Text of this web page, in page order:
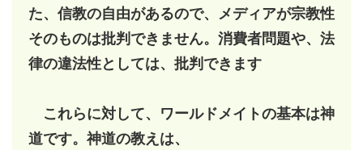
た、信教の自由があるので、メディアが宗教性
そのものは批判できません。消費者問題や、法
律の違法性としては、批判できます
これらに対して、ワールドメイトの基本は神
道です。神道の教えは、